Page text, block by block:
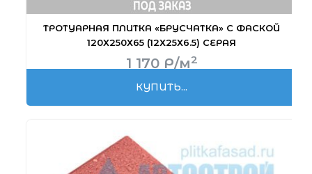
ТРОТУАРНАЯ ПЛИТКА «БРУСЧАТКА» С ФАСКОЙ
120Х250Х65 (12Х25Х6.5) СЕРАЯ
1 170 Р/м2
КУПИТЬ...